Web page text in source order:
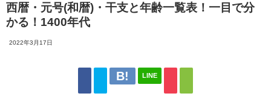
西暦・元号(和暦)・干支と年齢一覧表！一目で分
かる！1400年代
2022年3月17日
LINE